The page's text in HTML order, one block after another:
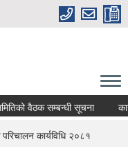
वैठक सम्बन्धी सूचना
कार्यविधि २०८१